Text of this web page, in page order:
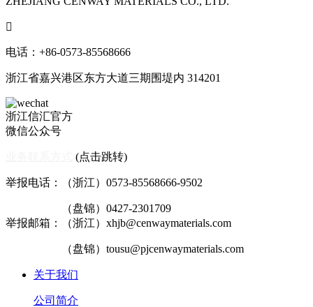

电话：+86-0573-85568666
浙江省嘉兴港区东方大道三期围堤内 314201
浙江信汇官方
微信公众号
(点击跳转)
举报电话：（浙江）0573-85568666-9502
（盘锦）0427-2301709
举报邮箱：（浙江）xhjb@cenwaymaterials.com
（盘锦）tousu@pjcenwaymaterials.com
关于我们
公司简介